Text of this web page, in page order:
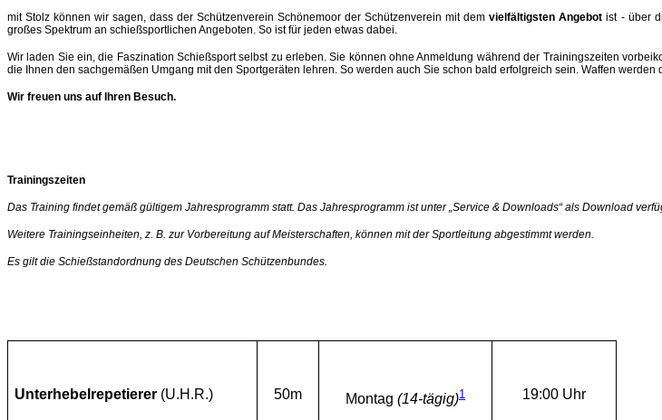
mit Stolz können wir sagen, dass der Schützenverein Schönemoor der Schützenverein mit demvielfältigsten Angebot ist - über
großes Spektrum an schießsportlichen Angeboten. So ist für jeden etwas dabei.
Wir laden Sie ein, die Faszination Schießsport selbst zu erleben. Sie können ohne Anmeldung während der Trainingszeiten
die Ihnen den sachgemäßen Umgang mit den Sportgeräten lehren. So werden auch Sie schon bald erfolgreich sein. Waffen
Wir freuen uns auf Ihren Besuch.
Trainingszeiten
Das Training findet gemäß gültigem Jahresprogramm statt. Das Jahresprogramm ist unter „Service & Downloads“ als Download
Weitere Trainingseinheiten, z. B. zur Vorbereitung auf Meisterschaften, können mit der Sportleitung abgestimmt werden.
Es gilt die Schießstandordnung des Deutschen Schützenbundes.
Unterhebelrepetierer (U.H.R.) 50m Montag (14-tägig)1 19:00 Uhr